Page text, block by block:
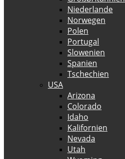
Niederlande
Norwegen
Polen
Portugal
Slowenien
Spanien
Tschechien
USA
Arizona
Colorado
Idaho
Kalifornien
Nevada
Utah